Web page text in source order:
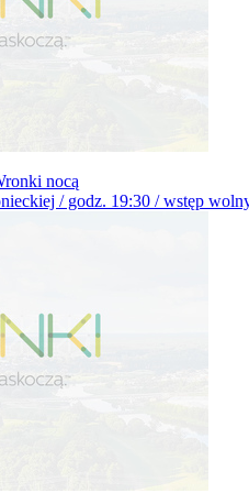
nocą
/ godz. 19:30 / wstęp